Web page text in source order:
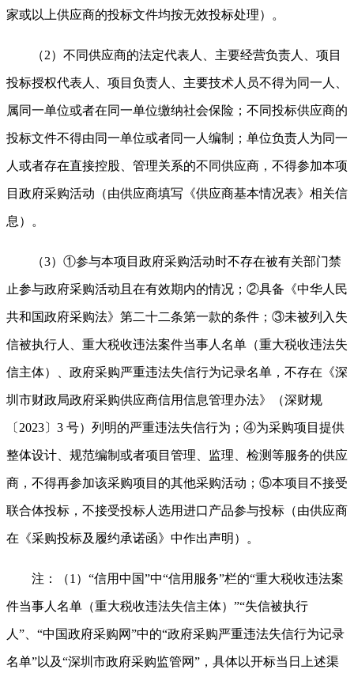
家或以上供应商的投标文件均按无效投标处理）。
（2）不同供应商的法定代表人、主要经营负责人、项目
投标授权代表人、项目负责人、主要技术人员不得为同一人、
属同一单位或者在同一单位缴纳社会保险；不同投标供应商的
投标文件不得由同一单位或者同一人编制；单位负责人为同一
人或者存在直接控股、管理关系的不同供应商，不得参加本项
目政府采购活动（由供应商填写《供应商基本情况表》相关信
息）。
（3）①参与本项目政府采购活动时不存在被有关部门禁
止参与政府采购活动且在有效期内的情况；②具备《中华人民
共和国政府采购法》第二十二条第一款的条件；③未被列入失
信被执行人、重大税收违法案件当事人名单（重大税收违法失
信主体）、政府采购严重违法失信行为记录名单，不存在《深
圳市财政局政府采购供应商信用信息管理办法》（深财规
〔2023〕3 号）列明的严重违法失信行为；④为采购项目提供
整体设计、规范编制或者项目管理、监理、检测等服务的供应
商，不得再参加该采购项目的其他采购活动；⑤本项目不接受
联合体投标，不接受投标人选用进口产品参与投标（由供应商
在《采购投标及履约承诺函》中作出声明）。
注：（1）“信用中国”中“信用服务”栏的“重大税收违法案
件当事人名单（重大税收违法失信主体）”“失信被执行
人”、“中国政府采购网”中的“政府采购严重违法失信行为记录
名单”以及“深圳市政府采购监管网”，具体以开标当日上述渠